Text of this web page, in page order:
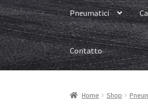
Pneumatici
Contatto
Home Shop